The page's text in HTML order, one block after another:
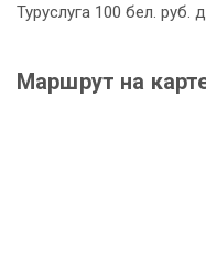
Туруслуга 100 бел. руб.
Маршрут на